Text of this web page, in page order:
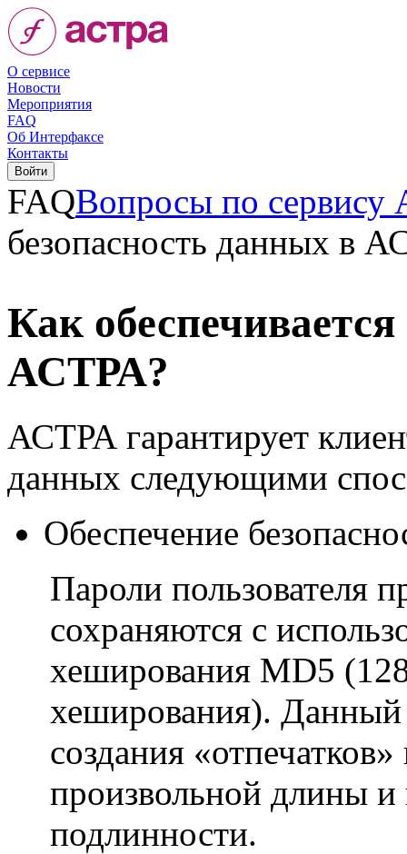
О сервисе
Новости
Мероприятия
FAQ
Об Интерфаксе
Контакты
FAQВопросы по
безопасность данных в
Как
АСТРА?
АСТРА гарантирует
данных следующими
Обеспечение
Пароли пользователя
сохраняются с
хеширования MD5
хеширования). Данный
создания
произвольной длины
подлинности.